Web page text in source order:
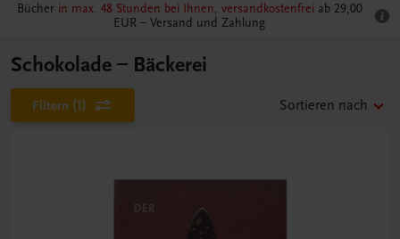
Bücher in max. 48 Stunden bei Ihnen, versandkostenfrei ab 29,00
EUR – Versand und Zahlung
Schokolade – Bäckerei
Filtern (1) Sortieren nach